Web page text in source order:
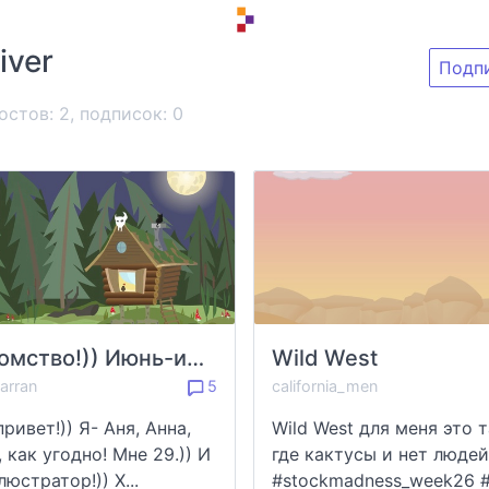
2, подписок: 0
Знакомство!)) Июнь-июль 2021г
5
Я- Аня, Анна,
как угодно! Мне 29.)) И
Х...
Wild West
california_men
Wild West для меня это
где кактусы и нет
#stockmadness_week26